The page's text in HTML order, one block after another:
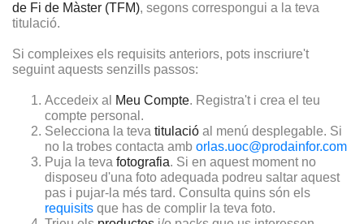
de Fi de Màster (TFM), segons correspongui a la teva
titulació.
Si compleixes els requisits anteriors, pots inscriure't
seguint aquests senzills passos:
Accedeix al Meu Compte. Registra't i crea el teu
compte personal.
Selecciona la teva titulació al menú desplegable. Si
no la trobes contacta amb orlas.uoc@prodainfor.com
Puja la teva fotografia. Si en aquest moment no
disposeu d'una foto adequada podreu saltar aquest
pas i pujar-la més tard. Consulta quins són els
requisits que has de complir la teva foto.